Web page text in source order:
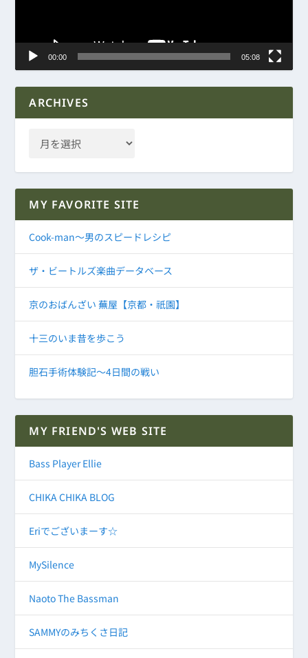
00:00 05:08
ARCHIVES
MY FAVORITE SITE
Cook-man～男のスピードレシピ
ザ・ビートルズ楽曲データベース
京のおばんざい 蕪屋【京都・祇園】
十三のいま昔を歩こう
胆石手術体験記～4日間の戦い
MY FRIEND'S WEB SITE
Bass Player Ellie
CHIKA CHIKA BLOG
Eriでございまーす☆
MySilence
Naoto The Bassman
SAMMYのみちくさ日記